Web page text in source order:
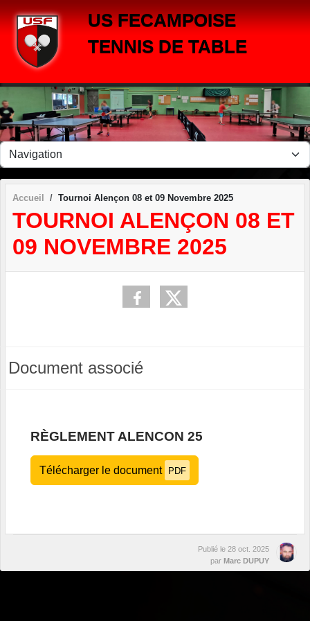
US FECAMPOISE
TENNIS DE TABLE
Accueil Tournoi Alençon 08 et 09 Novembre 2025
TOURNOI ALENÇON 08 ET
09 NOVEMBRE 2025
Document associé
RÈGLEMENT ALENCON 25
Télécharger le document PDF
Publié le 28 oct. 2025
par Marc DUPUY
Panneau de gestion des cookies